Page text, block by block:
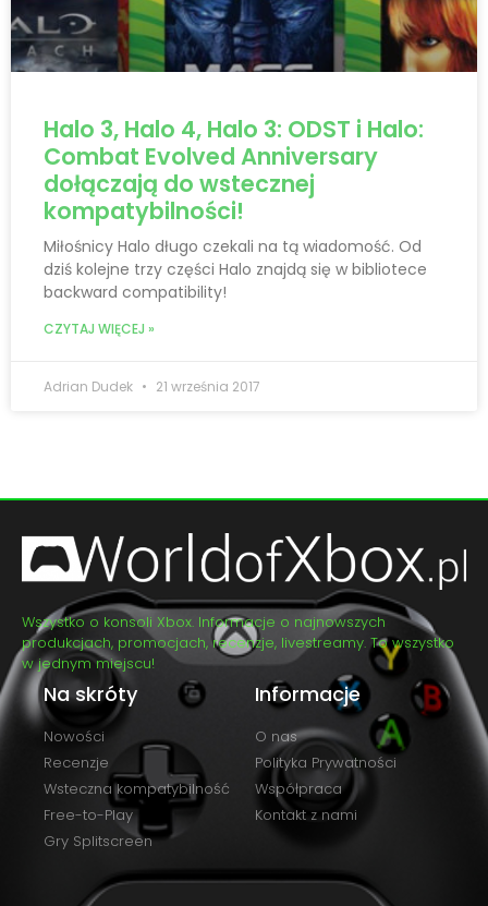
Halo 3, Halo 4, Halo 3: ODST i Halo:
Combat Evolved Anniversary
dołączają do wstecznej
kompatybilności!
Miłośnicy Halo długo czekali na tą wiadomość. Od
dziś kolejne trzy części Halo znajdą się w bibliotece
backward compatibility!
CZYTAJ WIĘCEJ »
Adrian Dudek 21 września 2017
Wszystko o konsoli Xbox. Informacje o najnowszych
produkcjach, promocjach, recenzje, livestreamy. To wszystko
w jednym miejscu!
Na skróty
Nowości
Recenzje
Wsteczna kompatybilność
Free-to-Play
Gry Splitscreen
Informacje
O nas
Polityka Prywatności
Współpraca
Kontakt z nami